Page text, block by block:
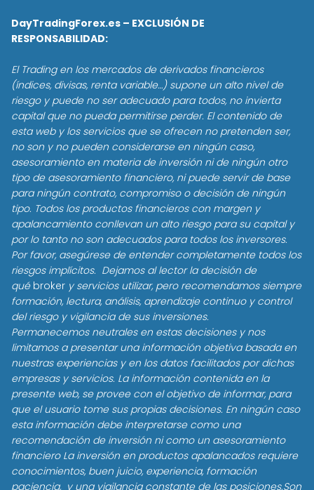
DayTradingForex.es – EXCLUSIÓN DE
RESPONSABILIDAD:
El Trading en los mercados de derivados financieros
(índices, divisas, renta variable…) supone un alto nivel de
riesgo y puede no ser adecuado para todos, no invierta
capital que no pueda permitirse perder. El contenido de
esta web y los servicios que se ofrecen no pretenden ser,
no son y no pueden considerarse en ningún caso,
asesoramiento en materia de inversión ni de ningún otro
tipo de asesoramiento financiero, ni puede servir de base
para ningún contrato, compromiso o decisión de ningún
tipo. Todos los productos financieros con margen y
apalancamiento conllevan un alto riesgo para su capital y
por lo tanto no son adecuados para todos los inversores.
Por favor, asegúrese de entender completamente todos los
riesgos implícitos. Dejamos al lector la decisión de
qué broker y servicios utilizar, pero recomendamos siempre
formación, lectura, análisis, aprendizaje continuo y control
del riesgo y vigilancia de sus inversiones.
Permanecemos neutrales en estas decisiones y nos
limitamos a presentar una información objetiva basada en
nuestras experiencias y en los datos facilitados por dichas
empresas y servicios. La información contenida en la
presente web, se provee con el objetivo de informar, para
que el usuario tome sus propias decisiones. En ningún caso
esta información debe interpretarse como una
recomendación de inversión ni como un asesoramiento
financiero La inversión en productos apalancados requiere
conocimientos, buen juicio, experiencia, formación
paciencia, y una vigilancia constante de las posiciones.Son